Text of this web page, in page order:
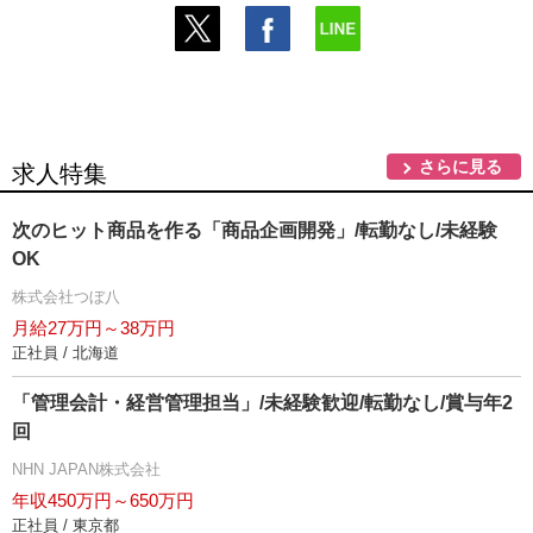
求人特集 さらに見る
次のヒット商品を作る「商品企画開発」/転勤なし/未経験
OK
株式会社つぼ八
月給27万円～38万円
正社員 / 北海道
「管理会計・経営管理担当」/未経験歓迎/転勤なし/賞与年2
回
NHN JAPAN株式会社
年収450万円～650万円
正社員 / 東京都